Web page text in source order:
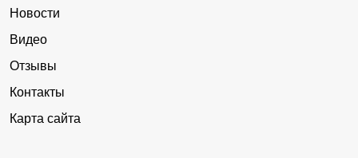
Новости
Видео
Отзывы
Контакты
Карта сайта